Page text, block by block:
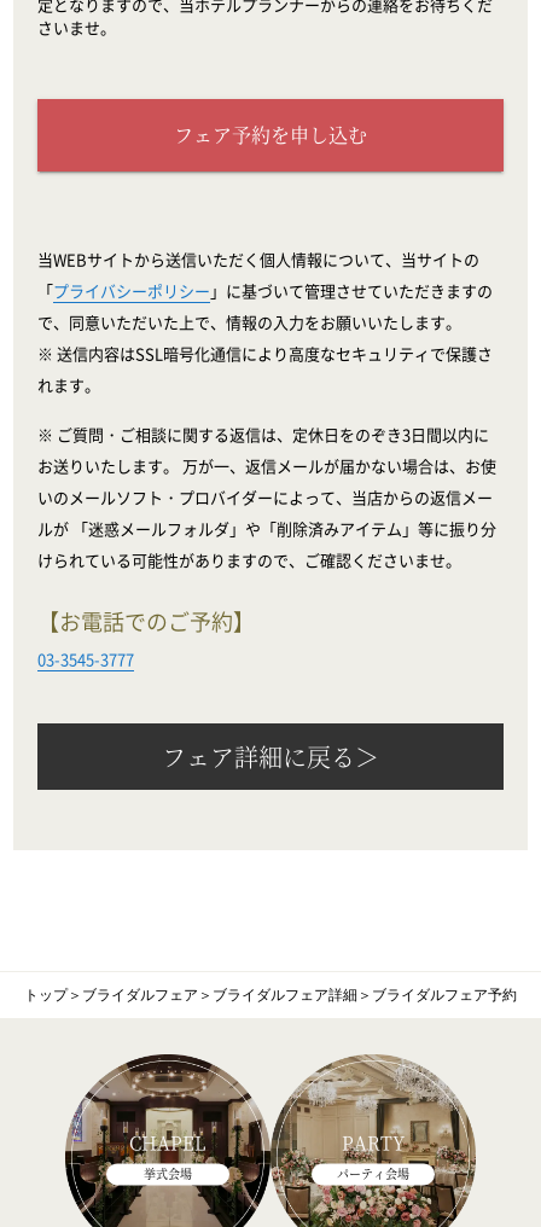
定となりますので、当ホテルプランナーからの連絡をお待ちくだ
さいませ。
フェア予約を申し込む
当WEBサイトから送信いただく個人情報について、当サイトの
「プライバシーポリシー 」に基づいて管理させていただきますの
で、同意いただいた上で、情報の入力をお願いいたします。
※ 送信内容はSSL暗号化通信により高度なセキュリティで保護さ
れます。
※ ご質問・ご相談に関する返信は、定休日をのぞき3日間以内に
お送りいたします。 万が一、返信メールが届かない場合は、お使
いのメールソフト・プロバイダーによって、当店からの返信メー
ルが 「迷惑メールフォルダ」や「削除済みアイテム」等に振り分
けられている可能性がありますので、ご確認くださいませ。
【お電話でのご予約】
03-3545-3777
フェア詳細に戻る＞
トップ＞ ブライダルフェア ＞ ブライダルフェア詳細 ＞ ブライダルフェア予約
CHAPEL
挙式会場
PARTY
パーティ会場